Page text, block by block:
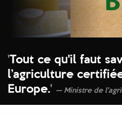
' Tout ce qu'il faut
l’agriculture
Europe.' Ministre de